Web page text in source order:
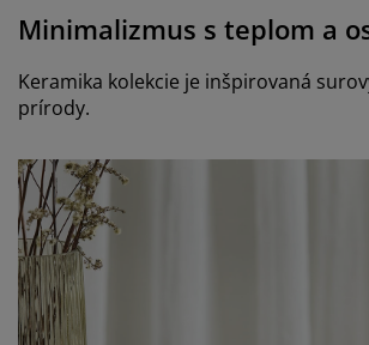
Minimalizmus s teplom a
Keramika kolekcie je inšpirovaná
prírody.